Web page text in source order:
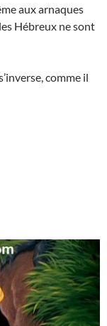
aux arnaques
Hébreux ne sont
comme il